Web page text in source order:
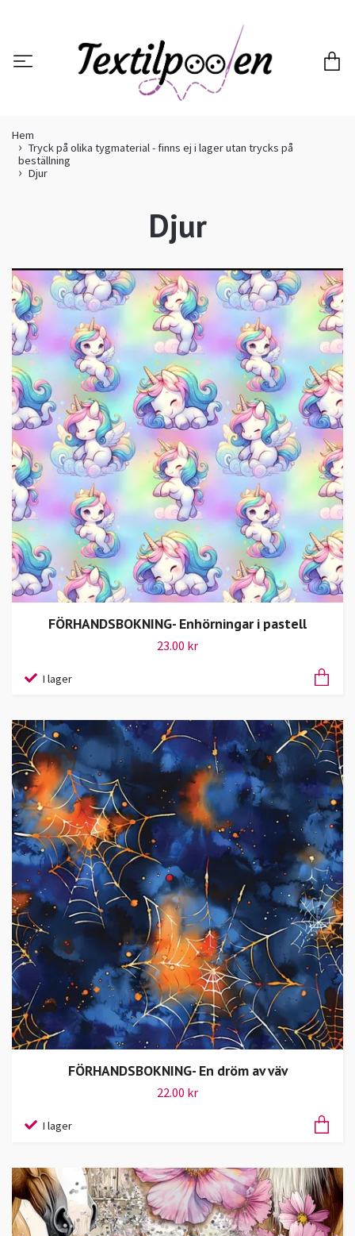
Hem
Tryck på olika tygmaterial - finns ej i lager utan trycks på
beställning
Djur
Djur
FÖRHANDSBOKNING- Enhörningar i pastell
23.00 kr
I lager
FÖRHANDSBOKNING- En dröm av väv
22.00 kr
I lager